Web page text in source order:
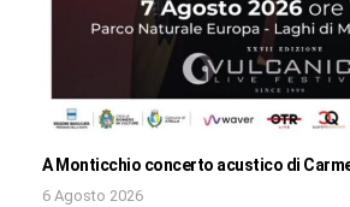
A Monticchio concerto acustico di
6 Agosto 2026